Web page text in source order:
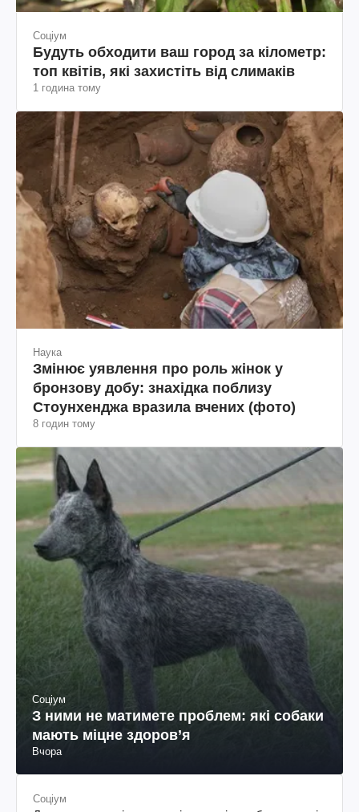
Соціум
Будуть обходити ваш город за кілометр:
топ квітів, які захистіть від слимаків
1 година тому
Наука
Змінює уявлення про роль жінок у
бронзову добу: знахідка поблизу
Стоунхенджа вразила вчених (фото)
8 годин тому
Соціум
З ними не матимете проблем: які собаки
мають міцне здоров’я
Вчора
Соціум